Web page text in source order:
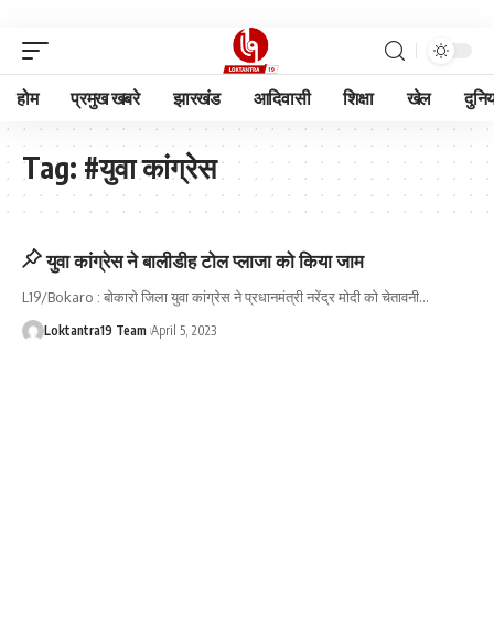
होम प्रमुख खबरे झारखंड आदिवासी शिक्षा खेल
Tag: #युवा कांग्रेस
युवा कांग्रेस ने बालीडीह टोल प्लाजा को किया जाम
L19/Bokaro : बोकारो जिला युवा कांग्रेस ने प्रधानमंत्री नरेंद्र मोदी को चेतावनी…
Loktantra19 Team April 5, 2023